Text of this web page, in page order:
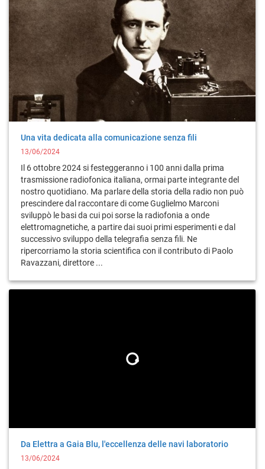
Una vita dedicata alla comunicazione senza fili
13/06/2024
Il 6 ottobre 2024 si festeggeranno i 100 anni dalla prima
trasmissione radiofonica italiana, ormai parte integrante del
nostro quotidiano. Ma parlare della storia della radio non può
prescindere dal raccontare di come Guglielmo Marconi
sviluppò le basi da cui poi sorse la radiofonia a onde
elettromagnetiche, a partire dai suoi primi esperimenti e dal
successivo sviluppo della telegrafia senza fili. Ne
ripercorriamo la storia scientifica con il contributo di Paolo
Ravazzani, direttore ...
Da Elettra a Gaia Blu, l'eccellenza delle navi laboratorio
13/06/2024